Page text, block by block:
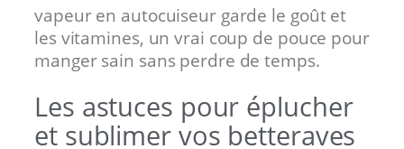
vapeur en autocuiseur garde le goût et
les vitamines, un vrai coup de pouce pour
manger sain sans perdre de temps.
Les astuces pour éplucher
et sublimer vos betteraves